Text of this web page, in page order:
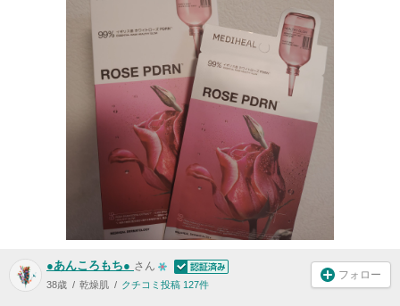
●あんころもち● さん
38歳 乾燥肌 クチコミ投稿 127件
フォロー